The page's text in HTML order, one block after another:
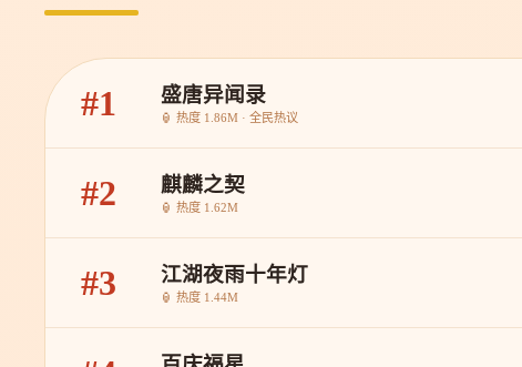
#1 盛唐异闻录
🏮 热度 1.86M · 全民热议
#2 麒麟之契
🏮 热度 1.62M
#3 江湖夜雨十年灯
🏮 热度 1.44M